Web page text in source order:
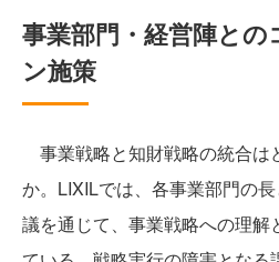
事業部門・経営陣と
ン施策
事業戦略と知財戦略の統合は
か。LIXILでは、各事業部門の
議を通じて、事業戦略への理解